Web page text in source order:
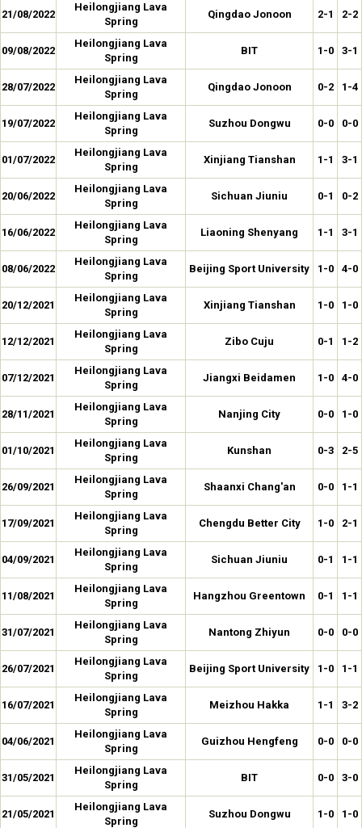
21/08/2022
Heilongjiang Lava
Spring
Qingdao Jonoon 2-1 2-2
09/08/2022
Heilongjiang Lava
Spring
BIT 1-0 3-1
28/07/2022
Heilongjiang Lava
Spring
Qingdao Jonoon 0-2 1-4
19/07/2022
Heilongjiang Lava
Spring
Suzhou Dongwu 0-0 0-0
01/07/2022
Heilongjiang Lava
Spring
Xinjiang Tianshan 1-1 3-1
20/06/2022
Heilongjiang Lava
Spring
Sichuan Jiuniu 0-1 0-2
16/06/2022
Heilongjiang Lava
Spring
Liaoning Shenyang 1-1 3-1
08/06/2022
Heilongjiang Lava
Spring
Beijing Sport University 1-0 4-0
20/12/2021
Heilongjiang Lava
Spring
Xinjiang Tianshan 1-0 1-0
12/12/2021
Heilongjiang Lava
Spring
Zibo Cuju 0-1 1-2
07/12/2021
Heilongjiang Lava
Spring
Jiangxi Beidamen 1-0 4-0
28/11/2021
Heilongjiang Lava
Spring
Nanjing City 0-0 1-0
01/10/2021
Heilongjiang Lava
Spring
Kunshan 0-3 2-5
26/09/2021
Heilongjiang Lava
Spring
Shaanxi Chang'an 0-0 1-1
17/09/2021
Heilongjiang Lava
Spring
Chengdu Better City 1-0 2-1
04/09/2021
Heilongjiang Lava
Spring
Sichuan Jiuniu 0-1 1-1
11/08/2021
Heilongjiang Lava
Spring
Hangzhou Greentown 0-1 1-1
31/07/2021
Heilongjiang Lava
Spring
Nantong Zhiyun 0-0 0-0
26/07/2021
Heilongjiang Lava
Spring
Beijing Sport University 1-0 1-1
16/07/2021
Heilongjiang Lava
Spring
Meizhou Hakka 1-1 3-2
04/06/2021
Heilongjiang Lava
Spring
Guizhou Hengfeng 0-0 0-0
31/05/2021
Heilongjiang Lava
Spring
BIT 0-0 3-0
21/05/2021
Heilongjiang Lava
Spring
Suzhou Dongwu 1-0 1-0